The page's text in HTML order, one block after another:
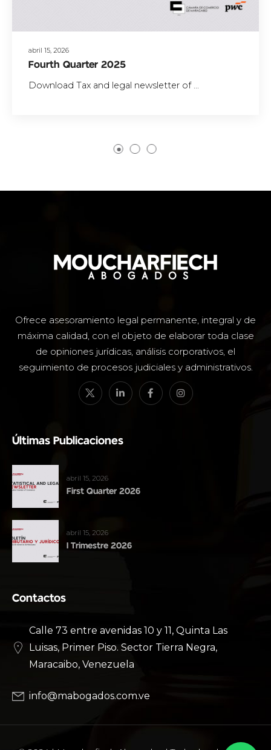
abril 15, 2026
Fourth Quarter 2025
Download Tax and legal newsletter of ...
Ofrece asesoramiento legal permanente, integral y de
máxima calidad, con el objeto de elaborar toda clase
de opiniones jurídicas, análisis corporativos, el
seguimiento de procesos judiciales y administrativos.
Últimas Publicaciones
abril 15, 2026
First Quarter 2026
abril 15, 2026
I Trimestre 2026
Contactos
Calle 73 entre avenidas 10 y 11, Quinta Las
Luisas, Primer Piso. Sector Tierra Negra,
Maracaibo, Venezuela
info@mabogados.com.ve